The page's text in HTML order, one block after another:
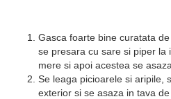
Gasca foarte bine curatata
se presara cu sare si piper la
mere si apoi acestea se
Se leaga picioarele si aripile,
exterior si se asaza in tava de